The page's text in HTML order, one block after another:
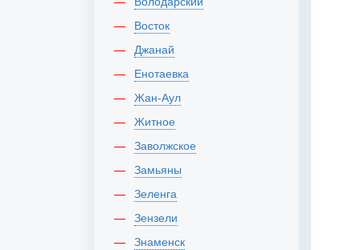
Восток
Джанай
Енотаевка
Жан-Аул
Житное
Заволжское
Замьяны
Зеленга
Зензели
Знаменск